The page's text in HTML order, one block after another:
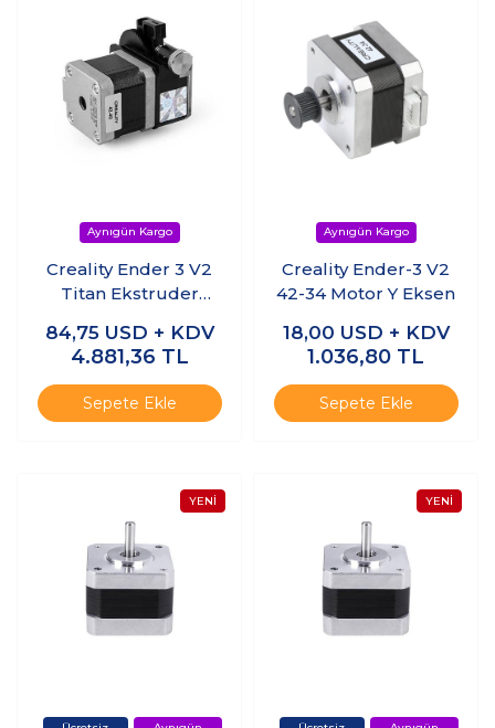
Creality Ender 3 V2
Titan Ekstruder
84,75 USD + KDV
4.881,36 TL
Sepete Ekle
Creality Ender-3 V2
42-34 Motor Y Eksen
18,00 USD + KDV
1.036,80 TL
Sepete Ekle